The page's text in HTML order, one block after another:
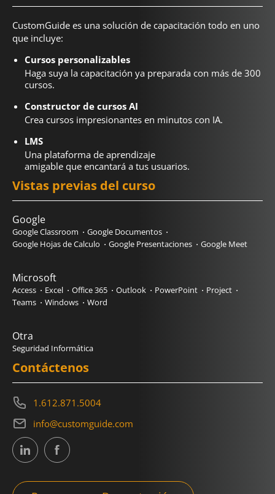
CustomGuide es una solución de capacitación todo en uno
que incluye:
Cursos personalizables
Haga suya la capacitación ya preparada con más de 300
cursos.
Constructor de cursos AI
Crea cursos impresionantes en minutos con IA.
LMS
Una plataforma de aprendizaje
amigable que encantará a tus usuarios.
Vistas previas del curso
Google
Google Classroom
Google Documentos
Google Hojas de Calculo
Google Presentaciones Google Meet
Microsoft
Access Excel Office 365 Outlook PowerPoint
Project
Teams
Windows Word
Otra
Seguridad Informática
Contáctenos
1.612.871.5004
info@customguide.com